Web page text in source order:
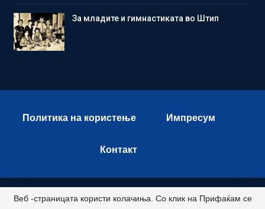
Зa младите и гимнастиката во Штип
Политика на користење Импресум
Контакт
© 2026 - Istok Press. All Rights Reserved.
Веб -страницата користи колачиња. Со клик на Прифаќам се